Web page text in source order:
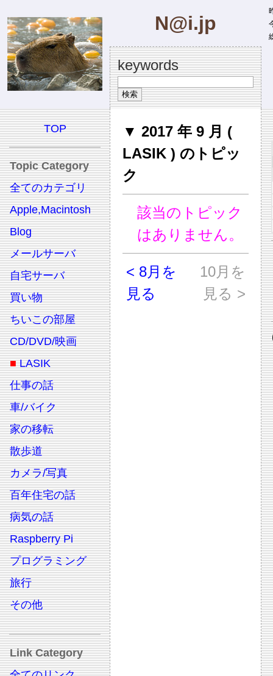
N@i.jp
keywords
TOP
Topic Category
全てのカテゴリ
Apple,Macintosh
Blog
メールサーバ
自宅サーバ
買い物
ちいこの部屋
CD/DVD/映画
■ LASIK
仕事の話
車/バイク
家の移転
散歩道
カメラ/写真
百年住宅の話
病気の話
Raspberry Pi
プログラミング
旅行
その他
Link Category
▼ 2017 年 9 月 (
LASIK ) のトピッ
ク
該当のトピック
はありません。
< 8月を
見る
10月を
見る >